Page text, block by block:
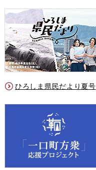
ひろしま県民だより夏号